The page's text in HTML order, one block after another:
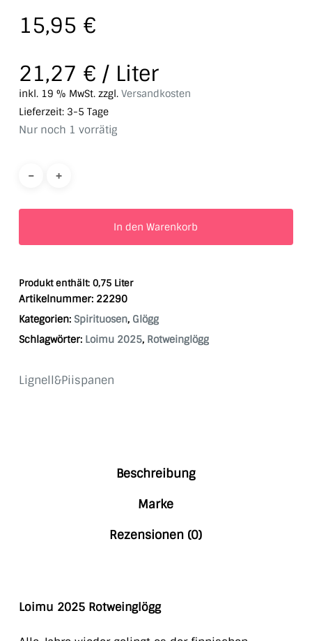
15,95 €
21,27 € / Liter
inkl. 19 % MwSt. zzgl. Versandkosten
Lieferzeit: 3-5 Tage
Nur noch 1 vorrätig
In den Warenkorb
Produkt enthält: 0,75 Liter
Artikelnummer: 22290
Kategorien: Spirituosen, Glögg
Schlagwörter: Loimu 2025, Rotweinglögg
Lignell&Piispanen
Beschreibung
Marke
Rezensionen (0)
Loimu 2025 Rotweinglögg